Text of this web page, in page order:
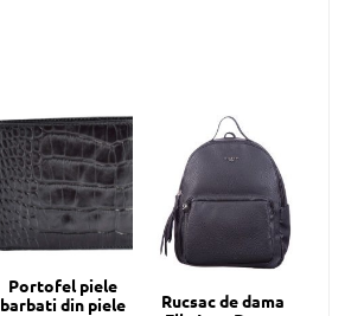
Portofel piele
barbati din piele
Rucsac de dama